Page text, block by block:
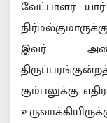
வேட்பாளர்
இவர்
கும்பலுக்கு